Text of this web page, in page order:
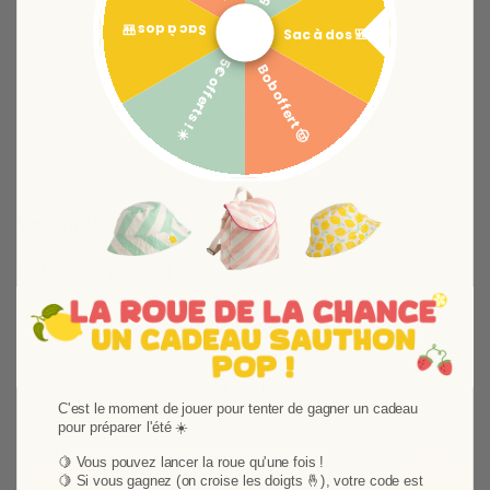
Garantie 2 ans et jusqu'à 4 ans pour nos lits bébé
Expédition en 48h00 et livraison selon stock disponible
Satisfait ou remboursé 14 jours pour changer d'avis
Paiement sécurisé et paiement 3x sans frais disponible
Description
Vous aimerez aussi
Ajouter aux favoris
Supprimer des
-50% -50%
Sac à dos 🎒
Bob offert 🤠
5€ offerts ! ☀️
Sac à dos 🎒
C'est le moment de jouer pour tenter de gagner un cadeau
pour préparer l'été ☀️
🍋 Vous pouvez lancer la roue qu'une fois !
🍋 Si vous gagnez (on croise les doigts 🤞), votre code est